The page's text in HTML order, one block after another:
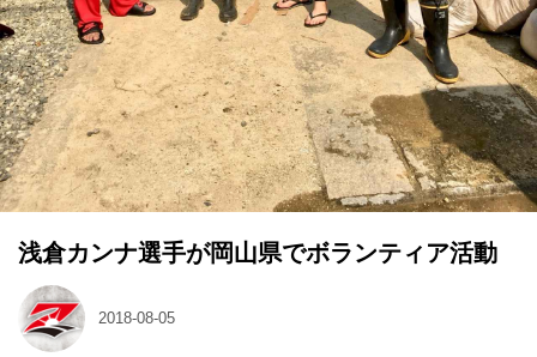
浅倉カンナ選手が岡山県でボランティア活動
2018-08-05